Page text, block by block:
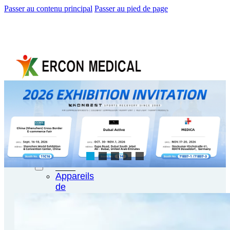
Passer au contenu principal Passer au pied de page
Maison
propos
de
nous
Produits
Appareils
de
thérapie